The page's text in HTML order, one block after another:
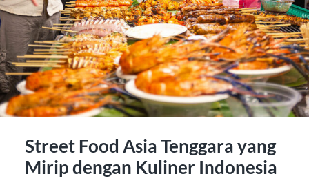
Street Food Asia Tenggara yang
Mirip dengan Kuliner Indonesia